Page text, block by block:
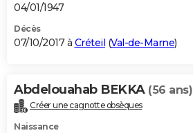
04/01/1947
Décès
07/10/2017 à Créteil (Val-de-Marne)
Abdelouahab BEKKA (56 ans)
Créer une cagnotte obsèques
Naissance